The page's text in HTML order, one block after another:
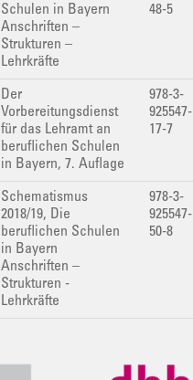
Schulen in Bayern
Anschriften –
Strukturen –
Lehrkräfte
48-5
Der
Vorbereitungsdienst
für das Lehramt an
beruflichen Schulen
in Bayern, 7. Auflage
978-3-
925547-
17-7
Schematismus
2018/19, Die
beruflichen Schulen
in Bayern
Anschriften –
Strukturen -
Lehrkräfte
978-3-
925547-
50-8